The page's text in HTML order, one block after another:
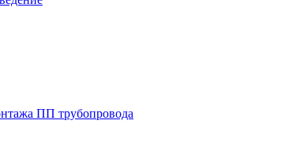
ПП трубопровода